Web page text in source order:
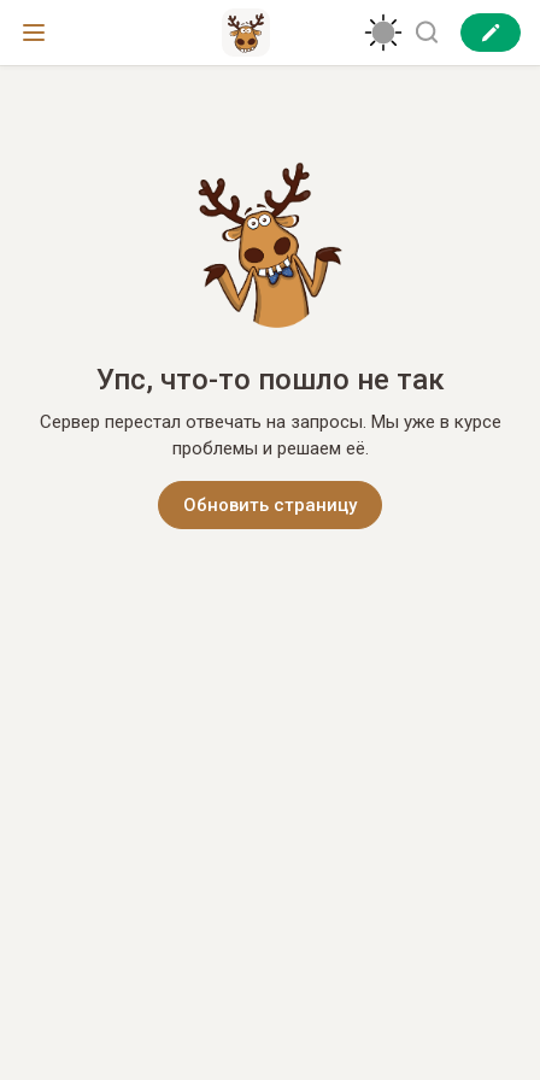
Упс, что-то пошло не так
Сервер перестал отвечать на запросы. Мы уже в курсе
проблемы и решаем её.
Обновить страницу